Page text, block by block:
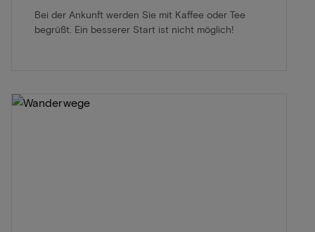
Bei der Ankunft werden Sie mit Kaffee oder Tee
begrüßt. Ein besserer Start ist nicht möglich!